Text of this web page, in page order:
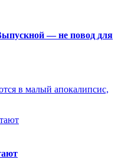
— не повод для
в малый апокалипсис,